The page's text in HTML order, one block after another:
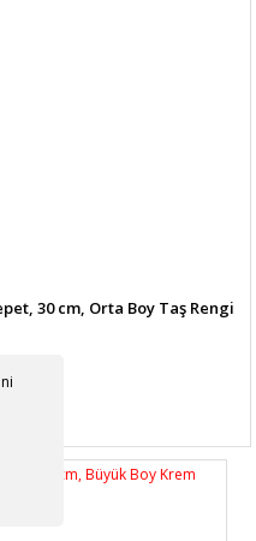
30 cm, Orta Boy Taş Rengi
TL